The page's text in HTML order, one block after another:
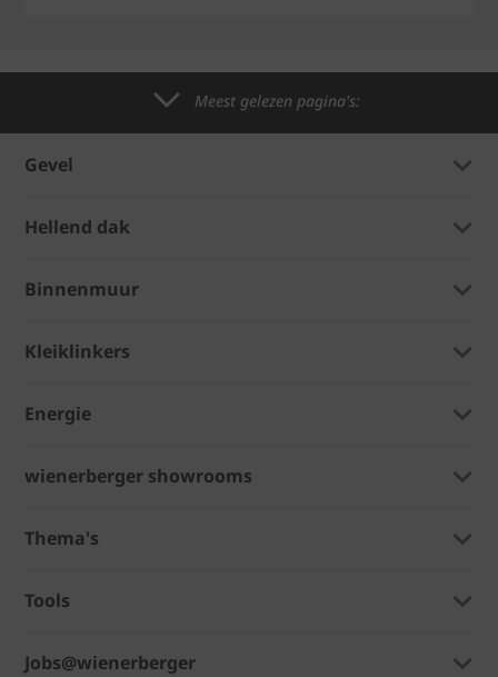
Meest gelezen pagina's:
Gevel
Hellend dak
Binnenmuur
Kleiklinkers
Energie
wienerberger showrooms
Thema's
Tools
Jobs@wienerberger